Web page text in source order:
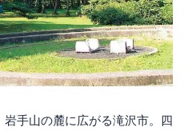
手山の麓に広がる滝沢市。四